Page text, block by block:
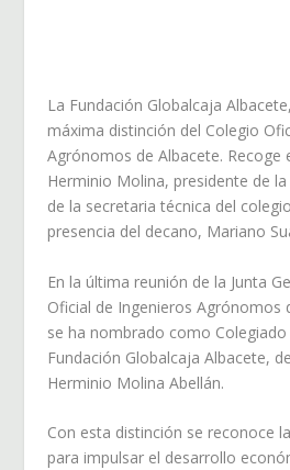
La Fundación Globalcaja
máxima distinción del Colegio
Agrónomos de Albacete. Recoge
Herminio Molina, presidente de
de la secretaria técnica del
presencia del decano, Mariano
En la última reunión de la Junta
Oficial de Ingenieros Agrónomos
se ha nombrado como
Fundación Globalcaja Albacete,
Herminio Molina Abellán.
Con esta distinción se reconoce
para impulsar el desarrollo